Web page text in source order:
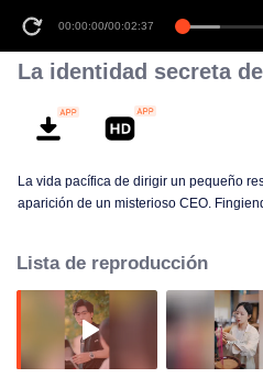
00:00:00/00:02:37
La identidad secreta
La vida pacífica de dirigir un pequeño
aparición de un misterioso CEO.
Lista de reproducción